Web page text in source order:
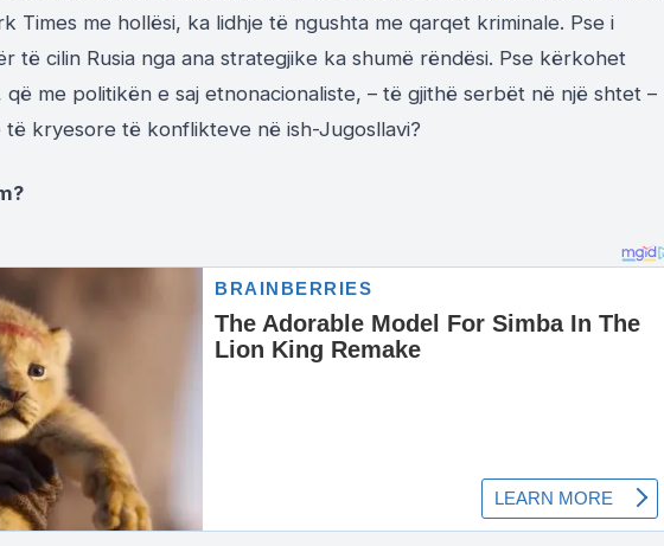
Times me hollësi, ka lidhje të ngushta me qarqet kriminale. Pse i
të cilin Rusia nga ana strategjike ka shumë rëndësi. Pse kërkohet
me politikën e saj etnonacionaliste, – të gjithë serbët në një shtet –
kryesore të konflikteve në ish-Jugosllavi?